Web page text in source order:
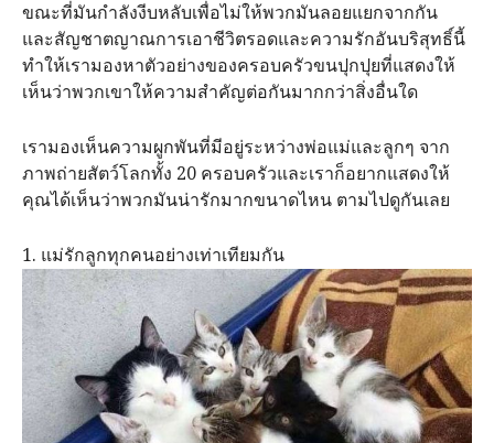
ขณะที่มันกำลังงีบหลับเพื่อไม่ให้พวกมันลอยแยกจากกัน
และสัญชาตญาณการเอาชีวิตรอดและความรักอันบริสุทธิ์นี้
ทำให้เรามองหาตัวอย่างของครอบครัวขนปุกปุยที่แสดงให้
เห็นว่าพวกเขาให้ความสำคัญต่อกันมากกว่าสิ่งอื่นใด
เรามองเห็นความผูกพันที่มีอยู่ระหว่างพ่อแม่และลูกๆ จาก
ภาพถ่ายสัตว์โลกทั้ง 20 ครอบครัวและเราก็อยากแสดงให้
คุณได้เห็นว่าพวกมันน่ารักมากขนาดไหน ตามไปดูกันเลย
1. แม่รักลูกทุกคนอย่างเท่าเทียมกัน